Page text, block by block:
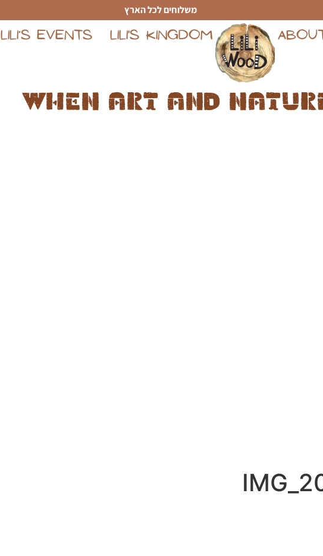
משלוחים לכל הארץ
LILI'S KINGDOM
LILI’S EVENTS
When art and